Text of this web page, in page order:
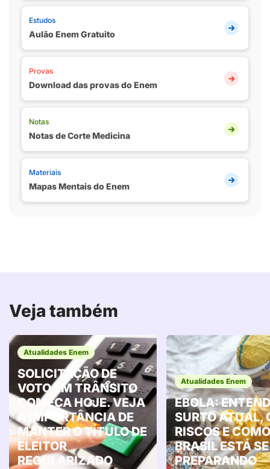
Estudos
Aulão Enem Gratuito
Provas
Download das provas do Enem
Notas
Notas de Corte Medicina
Materiais
Mapas Mentais do Enem
Veja também
Atualidades Enem
SOLICITAÇÃO DE
VOTO EM TRÂNSITO
COMEÇA HOJE. VEJA
A IMPORTÂNCIA DE
MANTER O TÍTULO DE
ELEITOR
REGULARIZADO
Atualidades Enem
EBOLA:
SURTO ATUAL,
RISCOS E
BRASIL ESTÁ SE
PREPARANDO